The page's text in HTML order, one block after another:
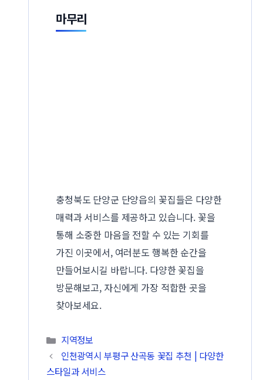
마무리
충청북도 단양군 단양읍의 꽃집들은 다양한
매력과 서비스를 제공하고 있습니다. 꽃을
통해 소중한 마음을 전할 수 있는 기회를
가진 이곳에서, 여러분도 행복한 순간을
만들어보시길 바랍니다. 다양한 꽃집을
방문해보고, 자신에게 가장 적합한 곳을
찾아보세요.
카테고리
지역정보
인천광역시 부평구 산곡동 꽃집 추천 | 다양한
스타일과 서비스